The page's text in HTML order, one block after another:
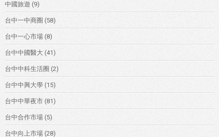
中國旅遊 (9)
台中一中商圈 (58)
台中一心市場 (8)
台中中國醫大 (41)
台中中科生活圈 (2)
台中中興大學 (15)
台中中華夜市 (81)
台中合作市場 (5)
台中向上市場 (28)